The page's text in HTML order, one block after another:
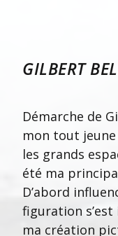
GILBERT
Démarche de
mon tout
les grands
été ma
D’abord
figuration
ma création